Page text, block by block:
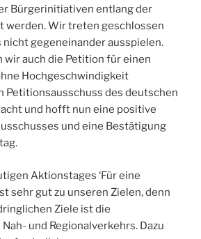
Bürgerinitiativen entlang der
werden. Wir treten geschlossen
nicht gegeneinander ausspielen.
wir auch die Petition für einen
Hochgeschwindigkeit
Petitionsausschuss des deutschen
und hofft nun eine positive
und eine Bestätigung
Aktionstages ‘Für eine
sehr gut zu unseren Zielen, denn
Ziele ist die
und Regionalverkehrs. Dazu